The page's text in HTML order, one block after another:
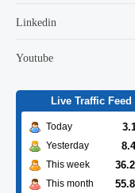
Linkedin
Youtube
Live Traffic Feed
Today
Yesterday
This week
This month